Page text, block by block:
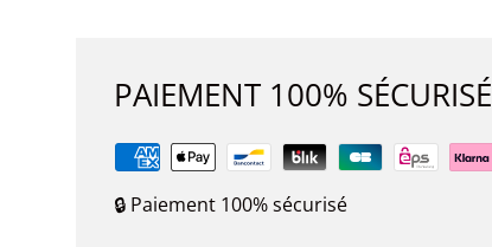
PAIEMENT 100% SÉCURISÉ
🔒 Paiement 100% sécurisé